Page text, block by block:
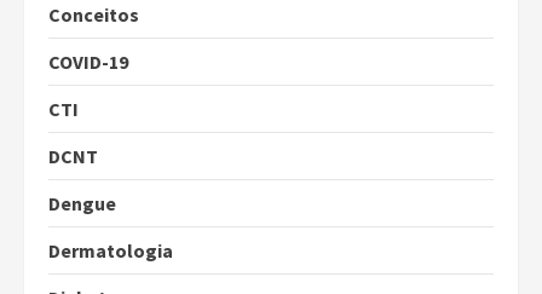
Conceitos
COVID-19
CTI
DCNT
Dengue
Dermatologia